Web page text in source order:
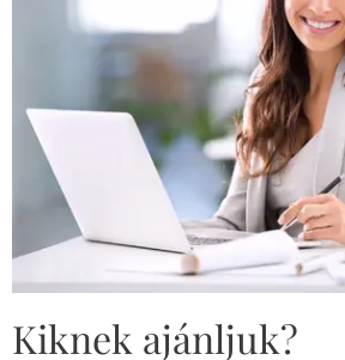
Kiknek ajánljuk?